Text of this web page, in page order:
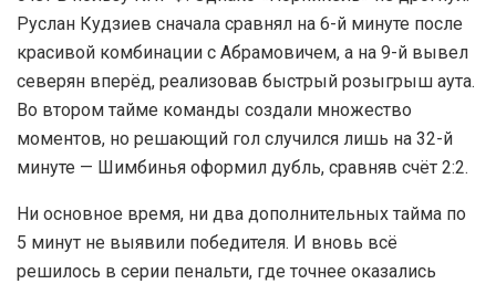
Руслан Кудзиев сначала сравнял на 6-й минуте после
красивой комбинации с Абрамовичем, а на 9-й вывел
северян вперёд, реализовав быстрый розыгрыш аута.
Во втором тайме команды создали множество
моментов, но решающий гол случился лишь на 32-й
минуте — Шимбинья оформил дубль, сравняв счёт 2:2.
Ни основное время, ни два дополнительных тайма по
5 минут не выявили победителя. И вновь всё
решилось в серии пенальти, где точнее оказались